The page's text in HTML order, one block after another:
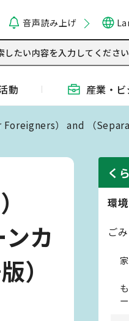
音声読み上げ
動 産業・
） and （
カ
）
く
環
ごみ
ー